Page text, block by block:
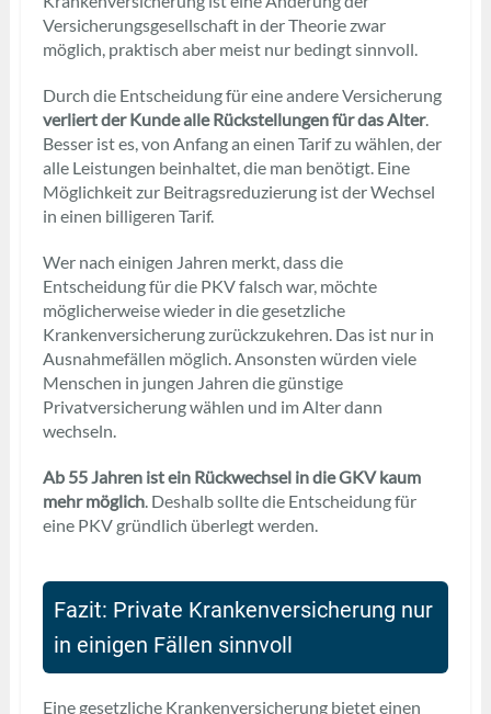
Versicherungsgesellschaft in der Theorie zwar
möglich, praktisch aber meist nur bedingt sinnvoll.
Durch die Entscheidung für eine andere Versicherung
verliert der Kunde alle Rückstellungen für das Alter.
Besser ist es, von Anfang an einen Tarif zu wählen, der
alle Leistungen beinhaltet, die man benötigt. Eine
Möglichkeit zur Beitragsreduzierung ist der Wechsel
in einen billigeren Tarif.
Wer nach einigen Jahren merkt, dass die
Entscheidung für die PKV falsch war, möchte
möglicherweise wieder in die gesetzliche
Krankenversicherung zurückzukehren. Das ist nur in
Ausnahmefällen möglich. Ansonsten würden viele
Menschen in jungen Jahren die günstige
Privatversicherung wählen und im Alter dann
wechseln.
Ab 55 Jahren ist ein Rückwechsel in die GKV kaum
mehr möglich. Deshalb sollte die Entscheidung für
eine PKV gründlich überlegt werden.
Fazit: Private Krankenversicherung nur
in einigen Fällen sinnvoll
Eine gesetzliche Krankenversicherung bietet einen